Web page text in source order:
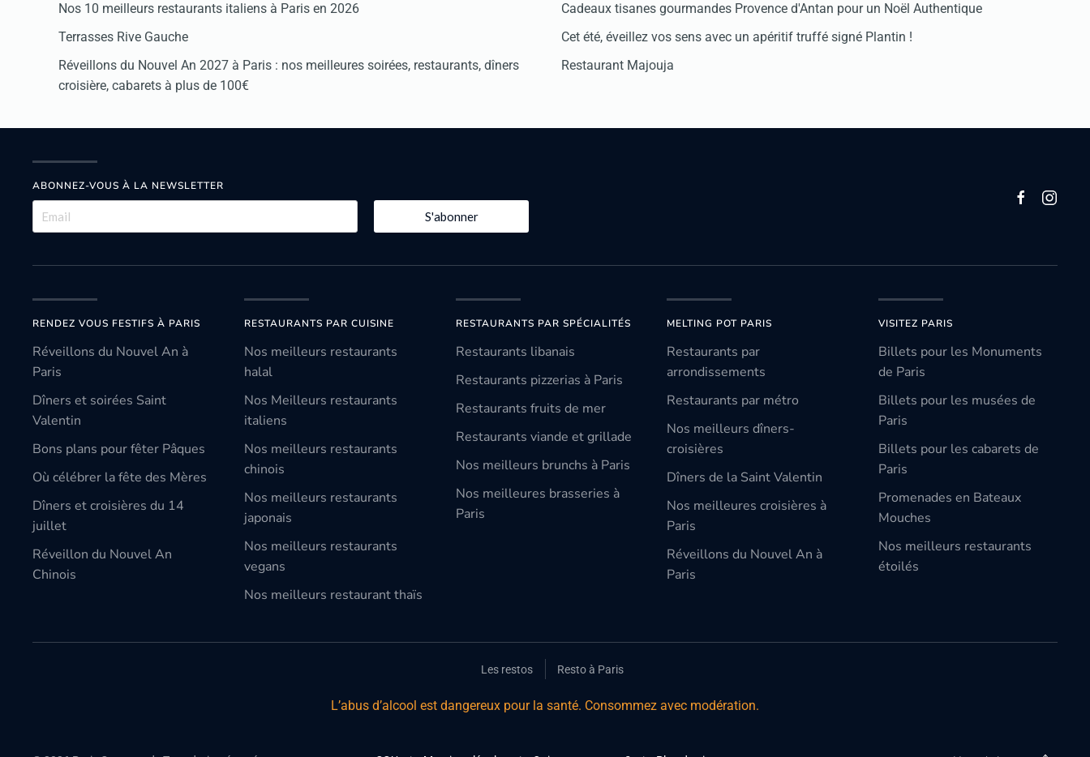
Nos 10 meilleurs restaurants italiens à Paris en 2026
Terrasses Rive Gauche
Réveillons du Nouvel An 2027 à Paris : nos meilleures soirées, restaurants, dîners
croisière, cabarets à plus de 100€
Cadeaux tisanes gourmandes Provence d'Antan pour un Noël Authentique
Cet été, éveillez vos sens avec un apéritif truffé signé Plantin !
Restaurant Majouja
ABONNEZ-VOUS À LA NEWSLETTER
S'abonner
RENDEZ VOUS FESTIFS À PARIS
Réveillons du Nouvel An à
Paris
Dîners et soirées Saint
Valentin
Bons plans pour fêter Pâques
Où célébrer la fête des Mères
Dîners et croisières du 14
juillet
Réveillon du Nouvel An
Chinois
RESTAURANTS PAR CUISINE
Nos meilleurs restaurants
halal
Nos Meilleurs restaurants
italiens
Nos meilleurs restaurants
chinois
Nos meilleurs restaurants
japonais
Nos meilleurs restaurants
vegans
Nos meilleurs restaurant thaïs
RESTAURANTS PAR SPÉCIALITÉS
Restaurants libanais
Restaurants pizzerias à Paris
Restaurants fruits de mer
Restaurants viande et grillade
Nos meilleurs brunchs à Paris
Nos meilleures brasseries à
Paris
MELTING POT PARIS
Restaurants par
arrondissements
Restaurants par métro
Nos meilleurs dîners-
croisières
Dîners de la Saint Valentin
Nos meilleures croisières à
Paris
Réveillons du Nouvel An à
Paris
VISITEZ PARIS
Billets pour les Monuments
de Paris
Billets pour les musées de
Paris
Billets pour les cabarets de
Paris
Promenades en Bateaux
Mouches
Nos meilleurs restaurants
étoilés
Les restos Resto à Paris
L’abus d’alcool est dangereux pour la santé. Consommez avec modération.